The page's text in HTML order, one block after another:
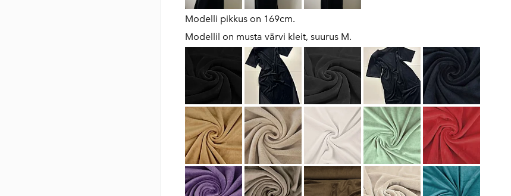
Modelli pikkus on 169cm.
Modellil on musta värvi kleit, suurus M.